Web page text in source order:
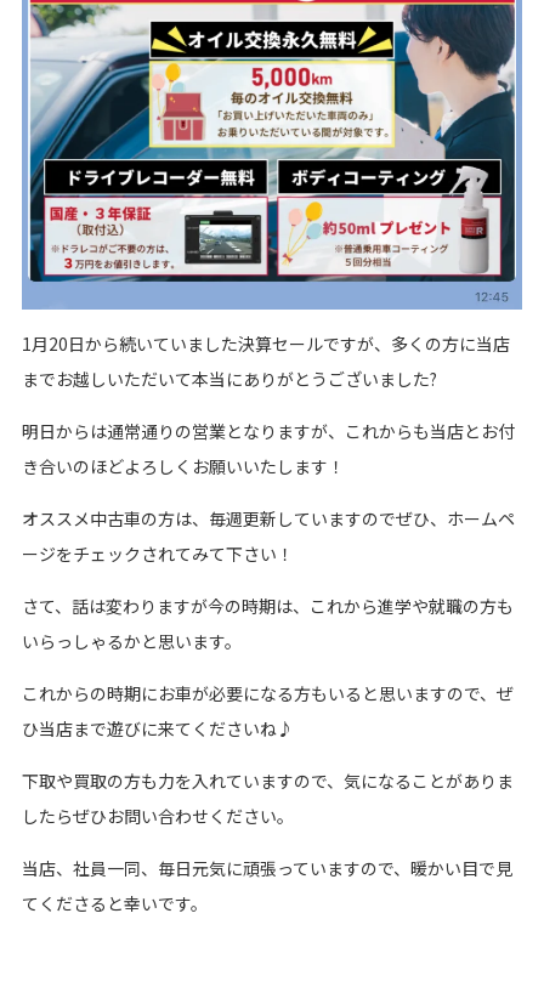
1月20日から続いていました決算セールですが、多くの方に当店
までお越しいただいて本当にありがとうございました?
明日からは通常通りの営業となりますが、これからも当店とお付
き合いのほどよろしくお願いいたします！
オススメ中古車の方は、毎週更新していますのでぜひ、ホームペ
ージをチェックされてみて下さい！
さて、話は変わりますが今の時期は、これから進学や就職の方も
いらっしゃるかと思います。
これからの時期にお車が必要になる方もいると思いますので、ぜ
ひ当店まで遊びに来てくださいね♪
下取や買取の方も力を入れていますので、気になることがありま
したらぜひお問い合わせください。
当店、社員一同、毎日元気に頑張っていますので、暖かい目で見
てくださると幸いです。